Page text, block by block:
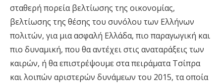
σταθερή πορεία βελτίωσης της οικονομίας,
βελτίωσης της θέσης του συνόλου των Ελλήνων
πολιτών, για μια ασφαλή Ελλάδα, πιο παραγωγική και
πιο δυναμική, που θα αντέχει στις αναταράξεις των
καιρών, ή θα επιστρέψουμε στα πειράματα Τσίπρα
και λοιπών αριστερών δυνάμεων του 2015, τα οποία